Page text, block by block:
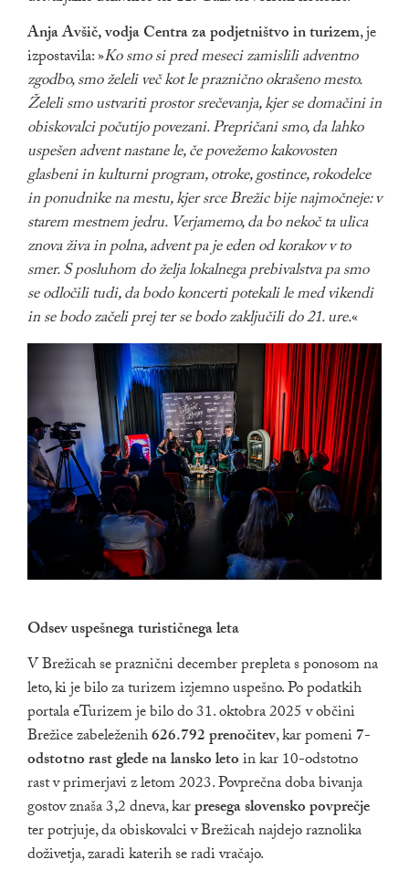
Anja Avšič, vodja Centra za podjetništvo in turizem, je
izpostavila: »Ko smo si pred meseci zamislili adventno
zgodbo, smo želeli več kot le praznično okrašeno mesto.
Želeli smo ustvariti prostor srečevanja, kjer se domačini in
obiskovalci počutijo povezani. Prepričani smo, da lahko
uspešen advent nastane le, če povežemo kakovosten
glasbeni in kulturni program, otroke, gostince, rokodelce
in ponudnike na mestu, kjer srce Brežic bije najmočneje: v
starem mestnem jedru. Verjamemo, da bo nekoč ta ulica
znova živa in polna, advent pa je eden od korakov v to
smer. S posluhom do želja lokalnega prebivalstva pa smo
se odločili tudi, da bodo koncerti potekali le med vikendi
in se bodo začeli prej ter se bodo zaključili do 21. ure.«
Odsev uspešnega turističnega leta
V Brežicah se praznični december prepleta s ponosom na
leto, ki je bilo za turizem izjemno uspešno. Po podatkih
portala eTurizem je bilo do 31. oktobra 2025 v občini
Brežice zabeleženih626.792 prenočitev, kar pomeni7-
odstotno rast glede na lansko letoin kar 10-odstotno
rast v primerjavi z letom 2023. Povprečna doba bivanja
gostov znaša 3,2 dneva, karpresega slovensko povprečje
ter potrjuje, da obiskovalci v Brežicah najdejo raznolika
doživetja, zaradi katerih se radi vračajo.